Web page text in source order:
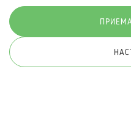
© 2026